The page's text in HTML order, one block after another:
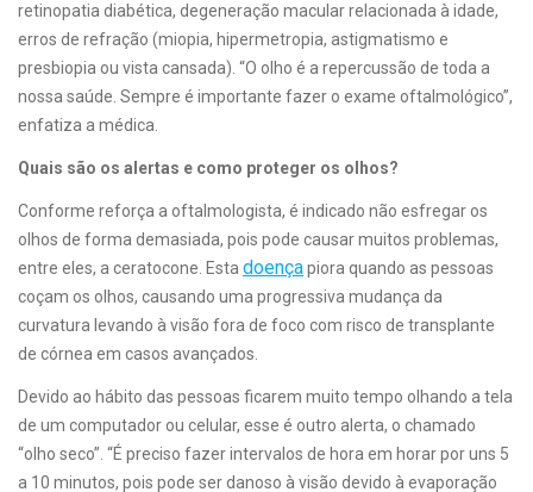
retinopatia diabética, degeneração macular relacionada à idade,
erros de refração (miopia, hipermetropia, astigmatismo e
presbiopia ou vista cansada). “O olho é a repercussão de toda a
nossa saúde. Sempre é importante fazer o exame oftalmológico”,
enfatiza a médica.
Quais são os alertas e como proteger os olhos?
Conforme reforça a oftalmologista, é indicado não esfregar os
olhos de forma demasiada, pois pode causar muitos problemas,
entre eles, a ceratocone. Esta doençapiora quando as pessoas
coçam os olhos, causando uma progressiva mudança da
curvatura levando à visão fora de foco com risco de transplante
de córnea em casos avançados.
Devido ao hábito das pessoas ficarem muito tempo olhando a tela
de um computador ou celular, esse é outro alerta, o chamado
“olho seco”. “É preciso fazer intervalos de hora em horar por uns 5
a 10 minutos, pois pode ser danoso à visão devido à evaporação